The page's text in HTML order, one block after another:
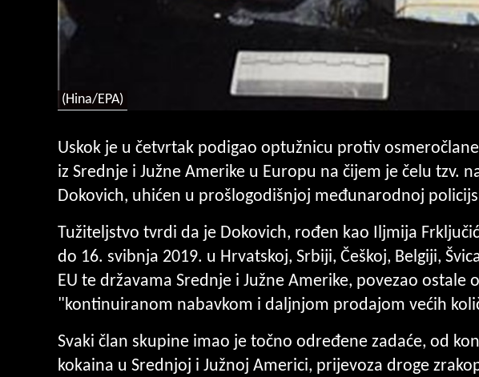
(Hina/EPA)
Uskok je u četvrtak podigao optužnicu protiv
iz Srednje i Južne Amerike u Europu na čijem je čelu tzv.
Dokovich, uhićen u prošlogodišnjoj međunarodnoj
Tužiteljstvo tvrdi da je Dokovich, rođen kao Iljmija
do 16. svibnja 2019. u Hrvatskoj, Srbiji, Češkoj, Belgiji,
EU te državama Srednje i Južne Amerike, povezao ostale
"kontinuiranom nabavkom i daljnjom prodajom većih
Svaki član skupine imao je točno određene zadaće, od
kokaina u Srednjoj i Južnoj Americi, prijevoza droge